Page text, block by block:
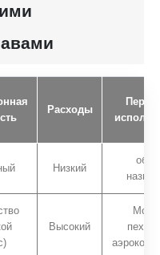
Расходы
Низкий
Высокий